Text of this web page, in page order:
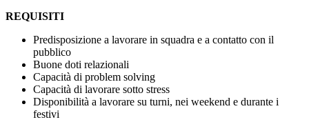
REQUISITI
Predisposizione a lavorare in squadra e a contatto con il
pubblico
Buone doti relazionali
Capacità di problem solving
Capacità di lavorare sotto stress
Disponibilità a lavorare su turni, nei weekend e durante i
festivi